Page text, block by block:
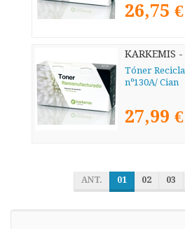
26,75 €
KARKEMIS
Tóner
nº130A/ Cian
27,99 €
ANT. 01 02 03